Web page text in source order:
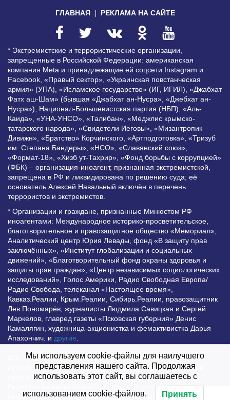
ГЛАВНАЯ РЕКЛАМА НА САЙТЕ
* Экстремистские и террористические организации,
запрещенные в Российской Федерации: американская
компания Meta и принадлежащие ей соцсети Instagram и
Facebook, «Правый сектор», «Украинская повстанческая
армия» (УПА), «Исламское государство» (ИГ, ИГИЛ), «Джабхат
Фатх аш-Шам» (бывшая «Джабхат ан-Нусра», «Джебхат ан-
Нусра»), Национал-Большевистская партия (НБП), «Аль-
Каида», «УНА-УНСО», «Талибан», «Меджлис крымско-
татарского народа», «Свидетели Иеговы», «Мизантропик
Дивижн», «Братство» Корчинского, «Артподготовка», «Тризуб
им. Степана Бандеры», «НСО», «Славянский союз»,
«Формат-18», «Хизб ут-Тахрир», «Фонд борьбы с коррупцией»
(ФБК) – организация-иноагент, признанная экстремистской,
запрещена в РФ и ликвидирована по решению суда; её
основатель Алексей Навальный включён в перечень
террористов и экстремистов.
* Организации и граждане, признанные Минюстом РФ
иноагентами: Международное историко-просветительское,
благотворительное и правозащитное общество «Мемориал»,
Аналитический центр Юрия Левады, фонд «В защиту прав
заключённых», «Институт глобализации и социальных
движений», «Благотворительный фонд охраны здоровья и
защиты прав граждан», «Центр независимых социологических
исследований», Голос Америки, Радио Свободная Европа/
Радио Свобода, телеканал «Настоящее время»,
Кавказ.Реалии, Крым.Реалии, Сибирь.Реалии, правозащитник
Лев Пономарёв, журналисты Людмила Савицкая и Сергей
Маркелов, главред газеты «Псковская губерния» Денис
Камалягин, художница-акционистка и фемактивистка Дарья
Апахончич. и другие
Все права защищены и охраняются законом. Любое
использование материалов сайта допустимо при условии
наличия активной гиперссылки на Vesti.UZ.
Редакция не несет ответственности за достоверность
информации, опубликованной в рекламных объявлениях.
Мы используем cookie-файлы для наилучшего
представления нашего сайта. Продолжая
использовать этот сайт, вы соглашаетесь с
использованием cookie-файлов. Принять